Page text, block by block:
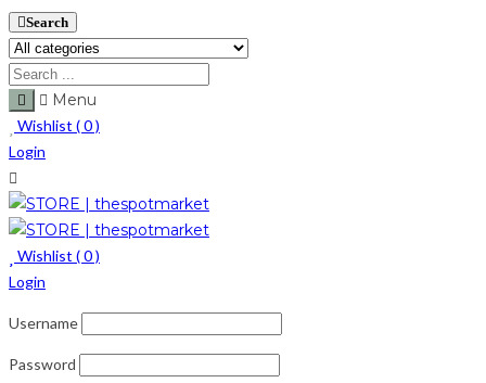
Search
Menu
Wishlist (0)
Login
Wishlist (0)
Login
Username
Password